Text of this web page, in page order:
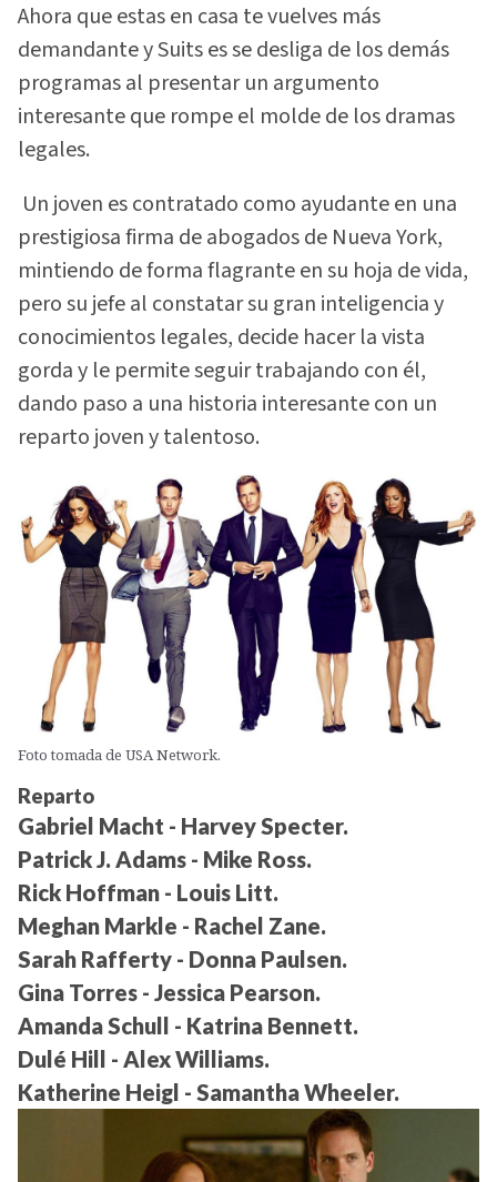
Ahora que estas en casa te vuelves más
demandante y Suits es se desliga de los demás
programas al presentar un argumento
interesante que rompe el molde de los dramas
legales.
Un joven es contratado como ayudante en una
prestigiosa firma de abogados de Nueva York,
mintiendo de forma flagrante en su hoja de vida,
pero su jefe al constatar su gran inteligencia y
conocimientos legales, decide hacer la vista
gorda y le permite seguir trabajando con él,
dando paso a una historia interesante con un
reparto joven y talentoso.
Foto tomada de USA Network.
Reparto
Gabriel Macht - Harvey Specter.
Patrick J. Adams - Mike Ross.
Rick Hoffman - Louis Litt.
Meghan Markle - Rachel Zane.
Sarah Rafferty - Donna Paulsen.
Gina Torres - Jessica Pearson.
Amanda Schull - Katrina Bennett.
Dulé Hill - Alex Williams.
Katherine Heigl - Samantha Wheeler.